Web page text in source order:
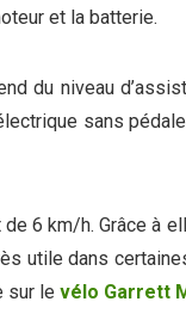
et la batterie.
du niveau
sans
6 km/h. Grâce à
utile dans
sur le vélo Garrett